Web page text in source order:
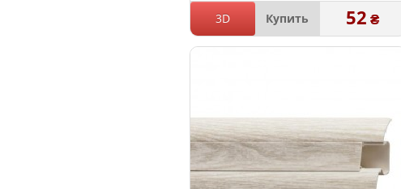
3D Купить 52 ₴